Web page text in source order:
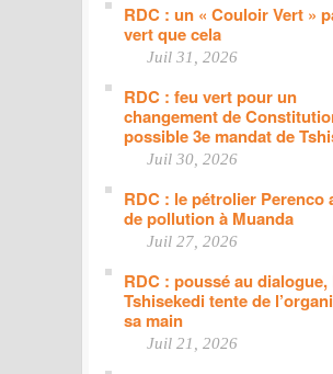
RDC : un « Couloir Vert »
vert que cela
Juil 31, 2026
RDC : feu vert pour un
changement de
possible 3e mandat de
Juil 30, 2026
RDC : le pétrolier Perenco
de pollution à Muanda
Juil 27, 2026
RDC : poussé au dialogue,
Tshisekedi tente de
sa main
Juil 21, 2026